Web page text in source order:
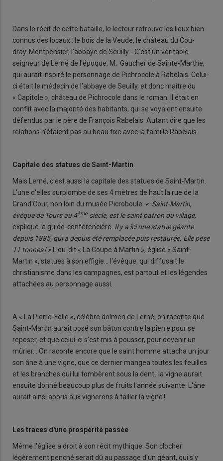
Dans le récit de cette bataille, le lecteur retrouve les lieux bien
connus des locaux : le bois de la Veude, le château du Cou-
dray-Montpensier, l'abbaye de Seuilly… C'est un véritable
seigneur de Lerné de l'époque, M. Gaucher de Sainte-Marthe,
qui aurait inspiré le personnage de Pichrocole à Rabelais. Celui-
ci était le médecin de l'abbaye de Seuilly, et donc maître du
« Capitole », château de Pichrocole dans le roman. Il était en
conflit avec la majorité des habitants, qui se voyaient ensuite
défendus par le père de François Rabelais. Autant dire que les
relations n'étaient pas au beau fixe avec la famille Rabelais.
Capitale des statues de Saint-Martin
Mais Lerné, c'est aussi la capitale des statues de Saint-Martin.
L'une d'elles surplombe de ses 4 mètres de haut la rue de la
Grand'Cour, non loin du musée Picroboule. « Saint-Martin,
évêque de Tours au 4ème siècle, est le saint patron du village,
explique la guide-conférencière. Il y a ici une statue géante
depuis 1885, qui a depuis été remplacée puis restaurée. Elle pèse
11 tonnes ! »
Lieu-dit « La Coupe à Martin », église « Saint-
Martin », statues à son effigie… l'évêque, qui diffusait le
christianisme dans les campagnes, est partout et les légendes
attachées au personnage aussi.
A « La Pierre-Folle », célèbre dolmen de Lerné, on raconte que
Saint-Martin aurait posé son bâton contre la pierre pour se
reposer, et que celui-ci s'est mis à pousser, pour devenir un
mûrier… On raconte encore que le saint homme attacha un jour
son âne à une vigne, que ce dernier mangea toutes les feuilles
et les branches qui lui tombèrent sous la dent ; la vigne aurait
ensuite donné beaucoup plus de fruits l'année suivante. L'âne
aurait ainsi appris aux vignerons à tailler la vigne !
Les traces d'une prospérité passée
Même l'église a droit à son récit mythique. Son clocher
légèrement penché serait dû au passage d'un géant, qui s'y